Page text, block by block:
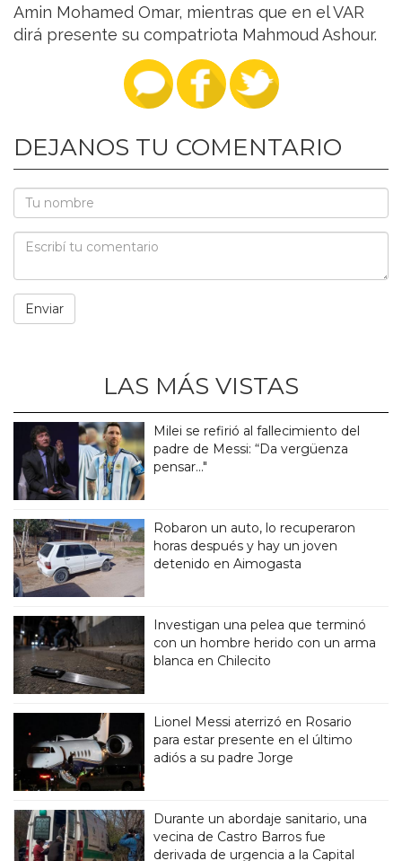
Amin Mohamed Omar, mientras que en el VAR
dirá presente su compatriota Mahmoud Ashour.
DEJANOS TU COMENTARIO
LAS MÁS VISTAS
Milei se refirió al fallecimiento del
padre de Messi: “Da vergüenza
pensar..."
Robaron un auto, lo recuperaron
horas después y hay un joven
detenido en Aimogasta
Investigan una pelea que terminó
con un hombre herido con un arma
blanca en Chilecito
Lionel Messi aterrizó en Rosario
para estar presente en el último
adiós a su padre Jorge
Durante un abordaje sanitario, una
vecina de Castro Barros fue
derivada de urgencia a la Capital